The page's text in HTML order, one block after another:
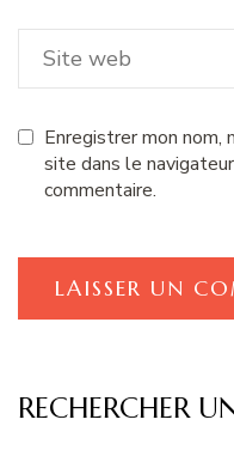
Enregistrer mon nom,
site dans le
commentaire.
RECHERCHER